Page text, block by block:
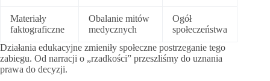
Materiały
faktograficzne
Obalanie mitów
medycznych
Ogół
społeczeństwa
Działania edukacyjne zmieniły społeczne postrzeganie tego
zabiegu. Od narracji o „rzadkości” przeszliśmy do uznania
prawa do decyzji.